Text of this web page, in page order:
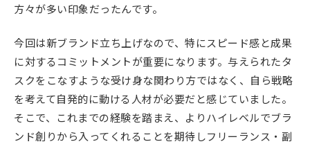
方々が多い印象だったんです。
今回は新ブランド立ち上げなので、特にスピード感と成果
に対するコミットメントが重要になります。与えられたタ
スクをこなすような受け身な関わり方ではなく、自ら戦略
を考えて自発的に動ける人材が必要だと感じていました。
そこで、これまでの経験を踏まえ、よりハイレベルでブラ
ンド創りから入ってくれることを期待しフリーランス・副